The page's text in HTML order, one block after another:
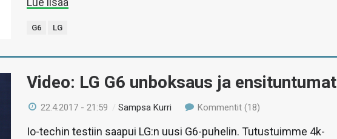
G6 LG
Video: LG G6 unboksaus ja ensituntumat
22.4.2017 - 21:59 /Sampsa Kurri Kommentit (18)
Io-techin testiin saapui LG:n uusi G6-puhelin. Tutustuimme 4k-